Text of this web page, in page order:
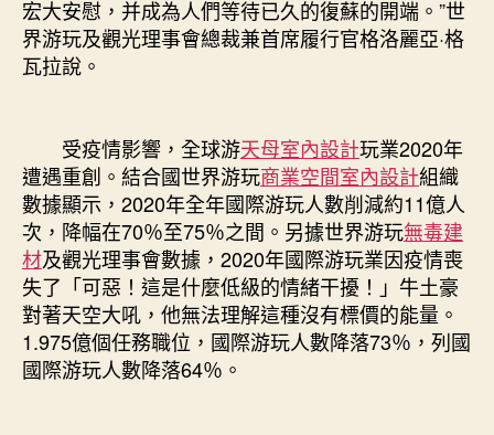
宏大安慰，并成為人們等待已久的復蘇的開端。”世
界游玩及觀光理事會總裁兼首席履行官格洛麗亞·格
瓦拉說。
受疫情影響，全球游天母室內設計玩業2020年
遭遇重創。結合國世界游玩商業空間室內設計組織
數據顯示，2020年全年國際游玩人數削減約11億人
次，降幅在70％至75％之間。另據世界游玩無毒建
材及觀光理事會數據，2020年國際游玩業因疫情喪
失了「可惡！這是什麼低級的情緒干擾！」牛土豪
對著天空大吼，他無法理解這種沒有標價的能量。
1.975億個任務職位，國際游玩人數降落73％，列國
國際游玩人數降落64％。